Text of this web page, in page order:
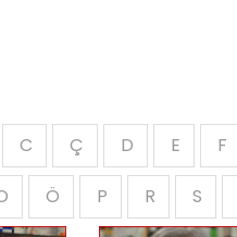
C Ç D E F
Ö P R S